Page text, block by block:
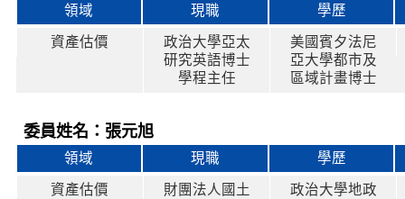
領域 現職 學歷
資產估價
政治大學亞太
研究英語博士
學程主任
美國賓夕法尼
亞大學都市及
區域計畫博士
委員姓名：張元旭
領域 現職 學歷
資產估價
財團法人國土
政治大學地政